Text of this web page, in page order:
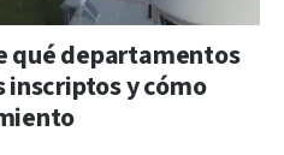
qué departamentos
inscriptos y cómo